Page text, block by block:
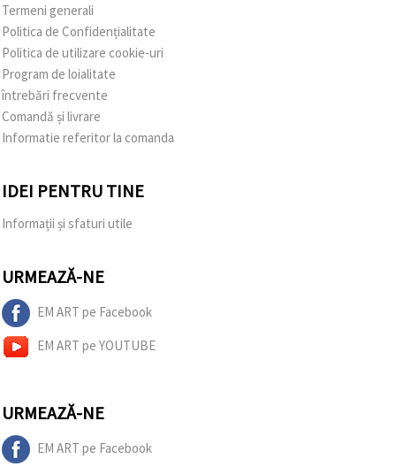
Termeni generali
Politica de Confidențialitate
Politica de utilizare cookie-uri
Program de loialitate
întrebări frecvente
Comandă și livrare
Informatie referitor la comanda
IDEI PENTRU TINE
Informații și sfaturi utile
URMEAZĂ-NE
EM ART pe Facebook
EM ART pe YOUTUBE
URMEAZĂ-NE
EM ART pe Facebook